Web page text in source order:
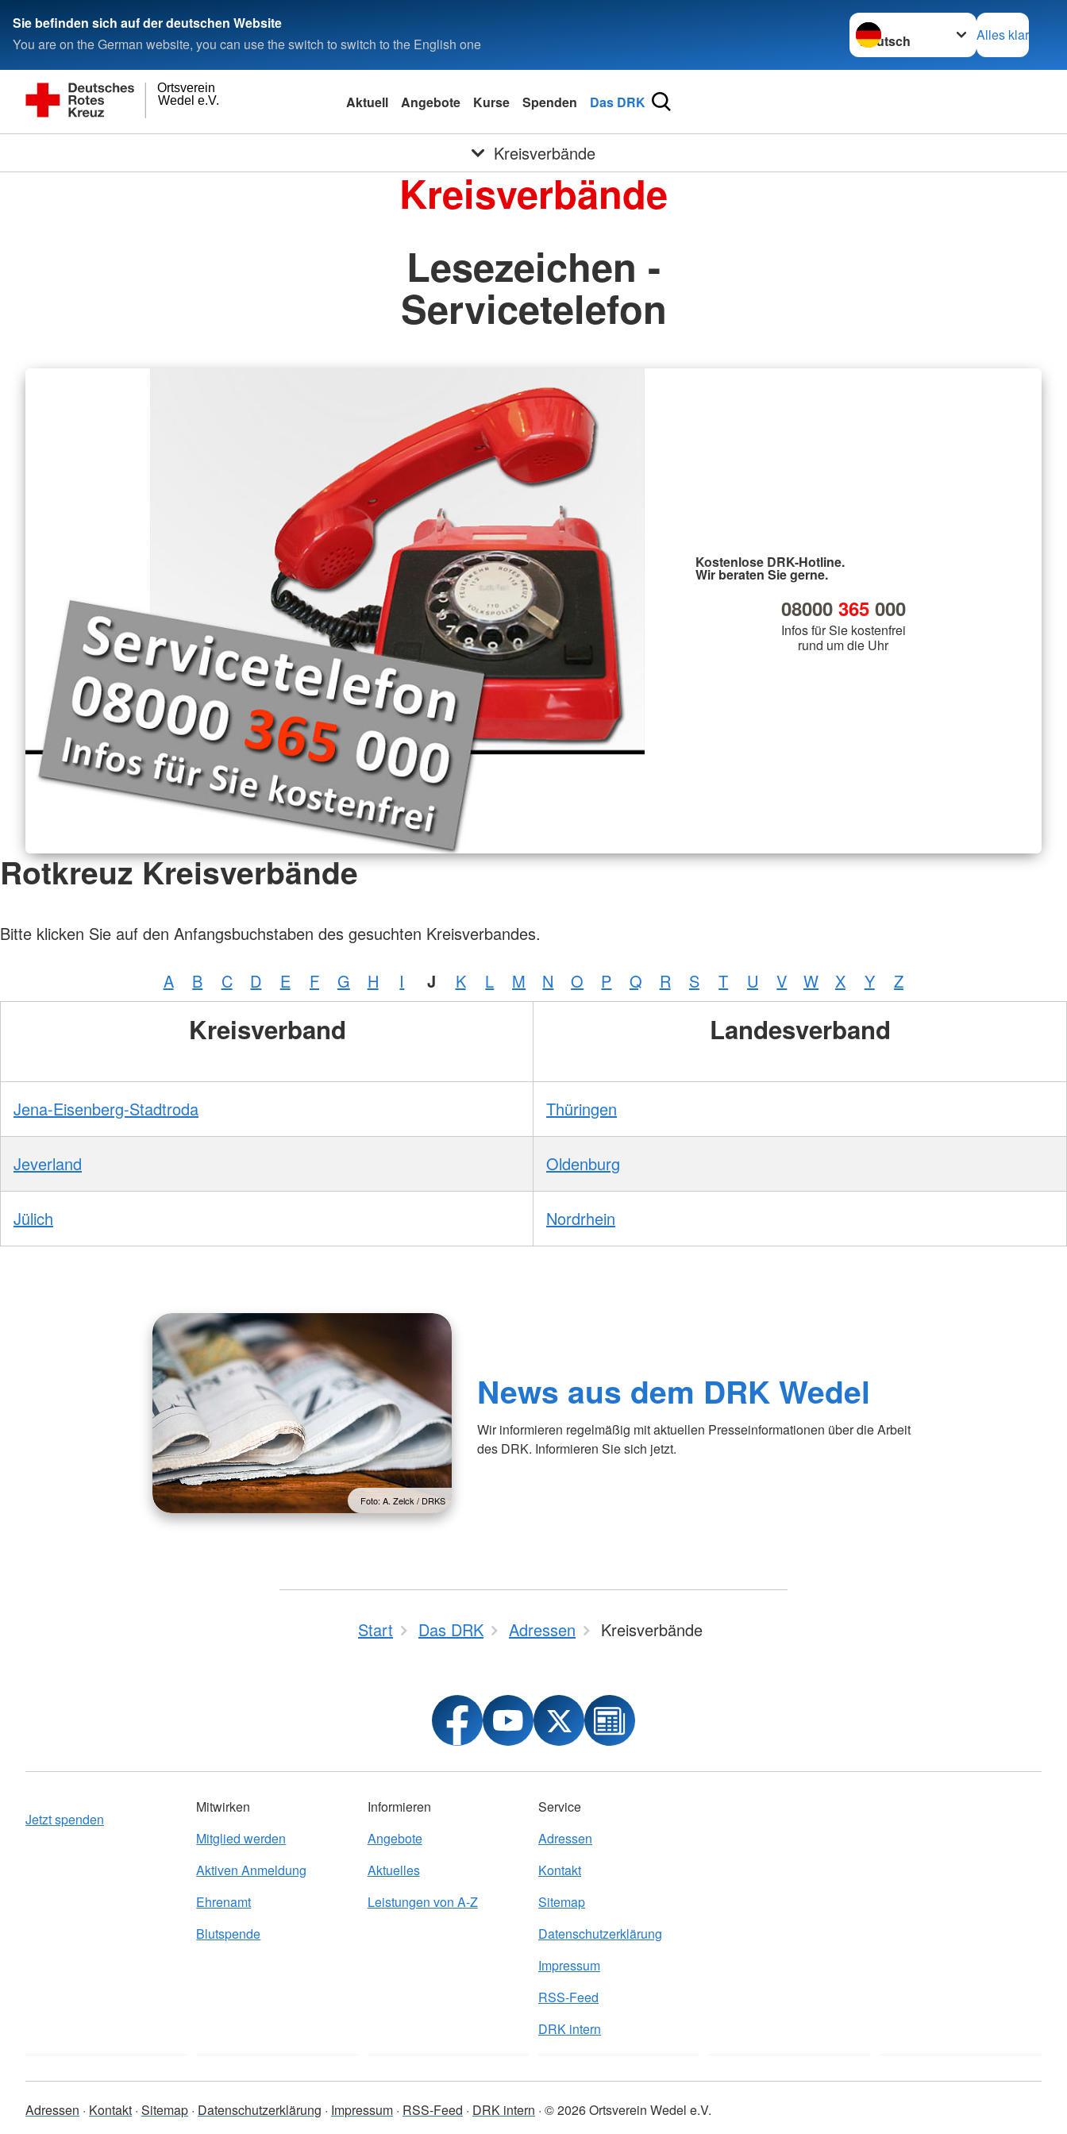
Sie befinden sich auf der deutschen Website
You are on the German website, you can use the switch to switch to the English one
Sprache wechseln zu
Alles klar
Wedel e.V.
Ortsverein
Aktuell Angebote Kurse Spenden Das DRK
Kreisverbände
Kreisverbände
Lesezeichen -
Servicetelefon
Kostenlose DRK-Hotline.
Wir beraten Sie gerne.
08000 365000
Infos für Sie kostenfrei
rund um die Uhr
Rotkreuz Kreisverbände
Bitte klicken Sie auf den Anfangsbuchstaben des gesuchten Kreisverbandes.
A B C D E F G H I J K L M N O P Q R S T U V W X Y Z
Kreisverband Landesverband
Jena-Eisenberg-Stadtroda Thüringen
Jeverland Oldenburg
Jülich Nordrhein
Foto: A. Zelck / DRKS
News aus dem DRK Wedel
Wir informieren regelmäßig mit aktuellen Presseinformationen über die Arbeit
des DRK. Informieren Sie sich jetzt.
Start Das DRK Adressen Kreisverbände
Jetzt spenden
Mitwirken
Mitglied werden
Aktiven Anmeldung
Ehrenamt
Blutspende
Informieren
Angebote
Aktuelles
Leistungen von A-Z
Service
Adressen
Kontakt
Sitemap
Datenschutzerklärung
Impressum
RSS-Feed
DRK intern
Adressen Kontakt Sitemap Datenschutzerklärung Impressum RSS-Feed DRK intern © 2026 Ortsverein Wedel e.V.